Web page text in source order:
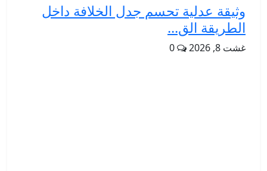
وثيقة عدلية تحسم جدل الخلافة داخل
الطريقة الق...
غشت 8, 2026 0